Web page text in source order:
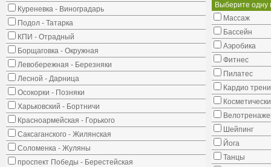
Куреневка - Виноградарь
Подол - Татарка
КПИ - Отрадный
Борщаговка - Окружная
Левобережная - Березняки
Лесной - Дарница
Осокорки - Позняки
Харьковский - Бортничи
Красноармейская - Горького
Саксаганского - Жилянская
Соломенка - Жуляны
проспект Победы - Берестейская
Выберите одну
Массаж
Бассейн
Аэробика
Фитнес
Пилатес
Кардио
Шейпинг
Йога
Танцы